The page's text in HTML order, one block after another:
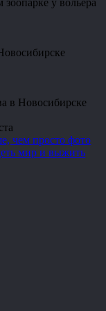
у вольера
в Новосибирске
чем просто фото
мир и выжить